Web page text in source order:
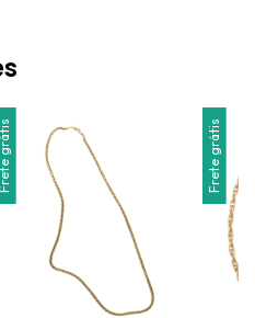
Frete grátis Frete grátis